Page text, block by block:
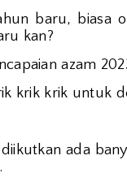
baru, biasa
kan?
azam
krik krik untuk
ada